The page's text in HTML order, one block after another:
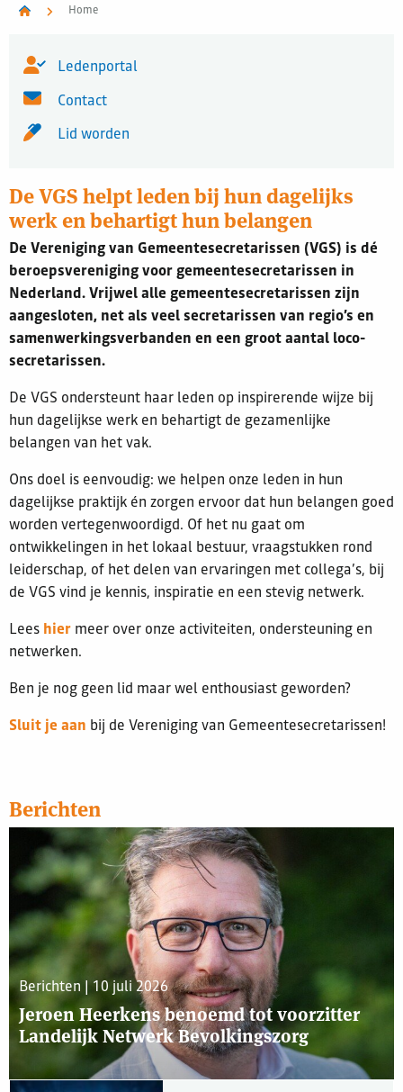
Home
Ledenportal
Contact
Lid worden
De VGS helpt leden bij hun dagelijks
werk en behartigt hun belangen
De Vereniging van Gemeentesecretarissen (VGS) is dé
beroepsvereniging voor gemeentesecretarissen in
Nederland. Vrijwel alle gemeentesecretarissen zijn
aangesloten, net als veel secretarissen van regio’s en
samenwerkingsverbanden en een groot aantal loco-
secretarissen.
De VGS ondersteunt haar leden op inspirerende wijze bij
hun dagelijkse werk en behartigt de gezamenlijke
belangen van het vak.
Ons doel is eenvoudig: we helpen onze leden in hun
dagelijkse praktijk én zorgen ervoor dat hun belangen goed
worden vertegenwoordigd. Of het nu gaat om
ontwikkelingen in het lokaal bestuur, vraagstukken rond
leiderschap, of het delen van ervaringen met collega’s, bij
de VGS vind je kennis, inspiratie en een stevig netwerk.
Leeshiermeer over onze activiteiten, ondersteuning en
netwerken.
Ben je nog geen lid maar wel enthousiast geworden?
Sluit je aanbij de Vereniging van Gemeentesecretarissen!
Berichten
Berichten | 10 juli 2026
Jeroen Heerkens benoemd tot voorzitter
Landelijk Netwerk Bevolkingszorg